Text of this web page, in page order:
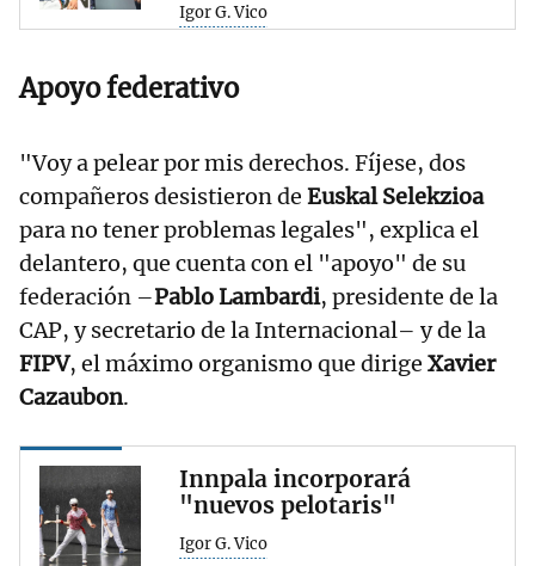
Igor G. Vico
Apoyo federativo
"Voy a pelear por mis derechos. Fíjese, dos
compañeros desistieron de Euskal Selekzioa
para no tener problemas legales", explica el
delantero, que cuenta con el "apoyo" de su
federación –Pablo Lambardi, presidente de la
CAP, y secretario de la Internacional– y de la
FIPV, el máximo organismo que dirige Xavier
Cazaubon.
Innpala incorporará
"nuevos pelotaris"
Igor G. Vico